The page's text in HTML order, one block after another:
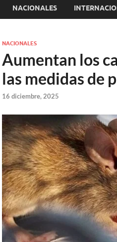
NACIONALES
NACIONALES
Aumentan los
las medidas de
16 diciembre, 2025